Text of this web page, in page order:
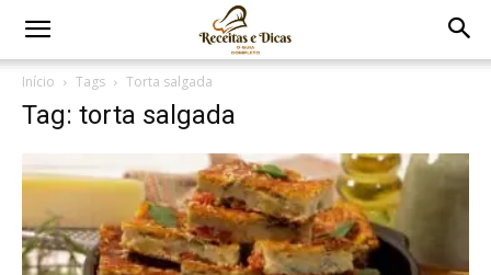
Início Tags Torta salgada
Tag: torta salgada